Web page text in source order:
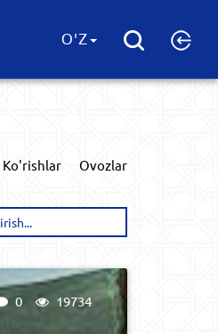
O'Z
Ko'rishlar Ovozlar
0 19734